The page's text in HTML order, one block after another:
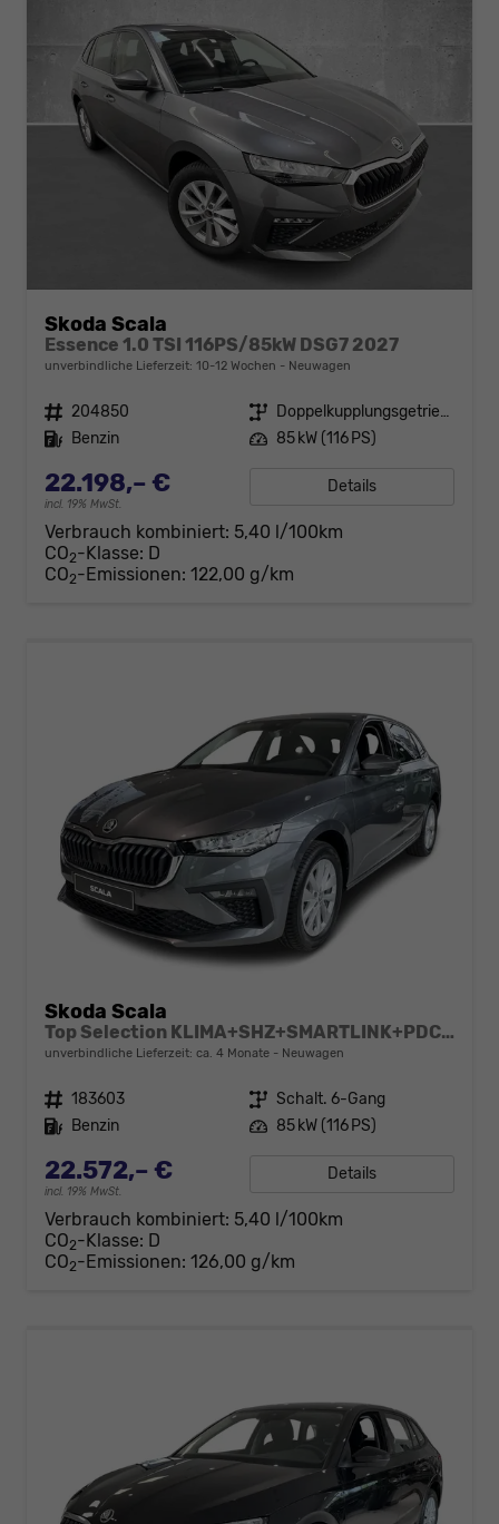
Skoda Scala
Essence 1.0 TSI 116PS/85kW DSG7 2027
unverbindliche Lieferzeit: 10-12 Wochen Neuwagen
Fahrzeugnr. 204850 Getriebe
Doppelkupplungsgetriebe (DSG)
Kraftstoff Benzin Leistung 85 kW (116 PS)
22.198,– €
incl. 19% MwSt.
Details
Verbrauch kombiniert: 5,40 l/100km
CO2-Klasse: D
CO2-Emissionen: 122,00 g/km
Skoda Scala
Top Selection KLIMA+SHZ+SMARTLINK+PDC+LED+16" ALU
unverbindliche Lieferzeit: ca. 4 Monate Neuwagen
Fahrzeugnr. 183603 Getriebe Schalt. 6-Gang
Kraftstoff Benzin Leistung 85 kW (116 PS)
22.572,– €
incl. 19% MwSt.
Details
Verbrauch kombiniert: 5,40 l/100km
CO2-Klasse: D
CO2-Emissionen: 126,00 g/km